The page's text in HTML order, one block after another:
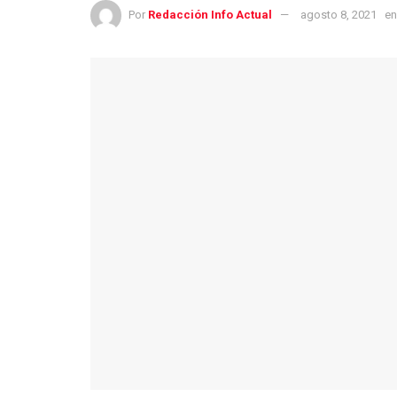
Por Redacción Info Actual agosto 8, 2021 en